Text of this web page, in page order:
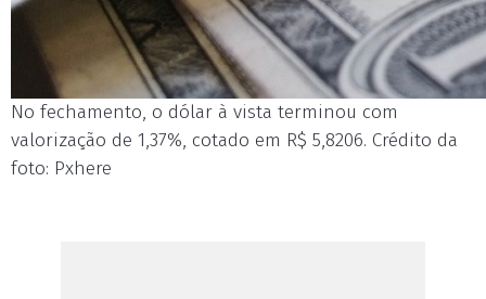
No fechamento, o dólar à vista terminou com
valorização de 1,37%, cotado em R$ 5,8206. Crédito da
foto: Pxhere